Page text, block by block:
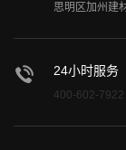
思明区加州建
24小时服务
400-602-7922